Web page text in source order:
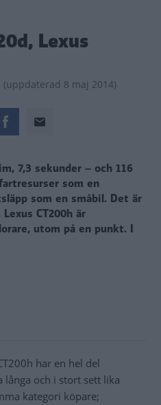
Lexus
(uppdaterad 8 maj 2014)
7,3 sekunder – och 116
som en
som en småbil. Det är
CT200h är
utom på en punkt. I
har en hel del
långa och i stort sett lika
kategori köpare;